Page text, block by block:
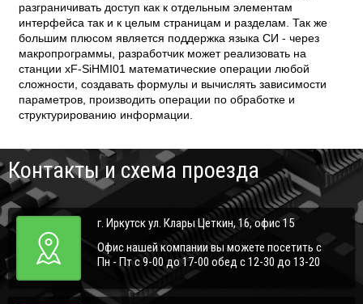
разграничивать доступ как к отдельным элементам
интерфейса так и к целым страницам и разделам. Так же
большим плюсом является поддержка языка СИ - через
макропрограммы, разработчик может реализовать на
станции xF-SiHMI01 математические операции любой
сложности, создавать формулы и вычислять зависимости
параметров, производить операции по обработке и
структурированию информации.
Контакты и схема проезда
г. Иркутск ул. Клары Цеткин, 16, офис 15
Офис нашей компании вы можете посетить с
Пн - Пт с 9-00 до 17-00 обед с 12-30 до 13-20